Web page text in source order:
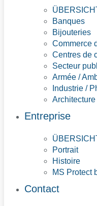
Banques
Bijouteries
Commerce
Centres de
Secteur
Armée /
Industrie /
Entreprise
Portrait
Histoire
MS Protect
Contact